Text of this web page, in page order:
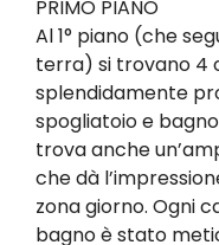
PRIMO PIANO
Al 1° piano (che
terra) si trovano 4
splendidamente
spogliatoio e
trova anche
che dà
zona giorno. Ogni
bagno è stato